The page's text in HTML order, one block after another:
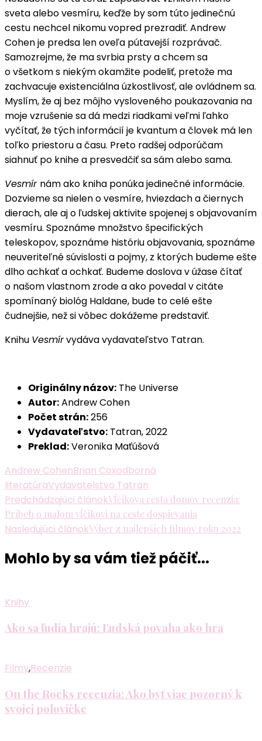
sveta alebo vesmíru, keďže by som túto jedinečnú
cestu nechcel nikomu vopred prezradiť. Andrew
Cohen je predsa len oveľa pútavejší rozprávač.
Samozrejme, že ma svrbia prsty a chcem sa
o všetkom s niekým okamžite podeliť, pretože ma
zachvacuje existenciálna úzkostlivosť, ale ovládnem sa.
Myslím, že aj bez môjho vysloveného poukazovania na
moje vzrušenie sa dá medzi riadkami veľmi ľahko
vyčítať, že tých informácií je kvantum a človek má len
toľko priestoru a času. Preto radšej odporúčam
siahnuť po knihe a presvedčiť sa sám alebo sama.
Vesmír nám ako kniha ponúka jedinečné informácie.
Dozvieme sa nielen o vesmíre, hviezdach a čiernych
dierach, ale aj o ľudskej aktivite spojenej s objavovaním
vesmíru. Spoznáme množstvo špecifických
teleskopov, spoznáme históriu objavovania, spoznáme
neuveriteľné súvislosti a pojmy, z ktorých budeme ešte
dlho achkať a ochkať. Budeme doslova v úžase čítať
o našom vlastnom zrode a ako povedal v citáte
spomínaný biológ Haldane, bude to celé ešte
čudnejšie, než si vôbec dokážeme predstaviť.
Knihu Vesmírvydáva vydavateľstvo Tatran.
Originálny názov: The Universe
Autor:Andrew Cohen
Počet strán:256
Vydavateľstvo: Tatran, 2022
Preklad:Veronika Maťúšová
Andrew CohenBrian Coxodborná
literatúraVydavatelstvo Tatran
Navigácia
v
Predchádzajúci článokVĺčikova cesta domov recenzia:
Príbeh o malom vĺčikovi na ceste dospievania
Nasledujúci článokVýber z najlepších filmov roku 2022
Mohlo by sa vám tiež páčiť...
Knihy
Ako sa ľudia hrajú: Ľudská povaha ako hra
Filmy,Recenzie
On the Rocks recenzia: Ako byť viac pozorný k
svojej polovičke